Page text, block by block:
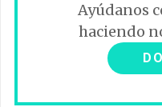
Ayúdanos
haciendo